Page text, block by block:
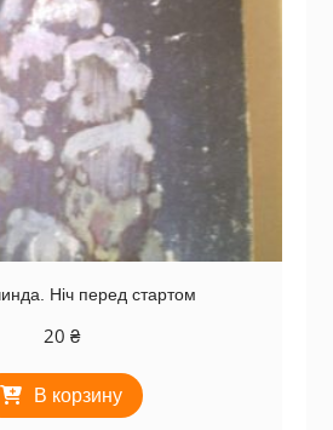
Ніч перед стартом
20 ₴
В корзину